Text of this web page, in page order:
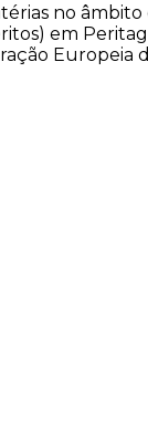
no âmbito
em